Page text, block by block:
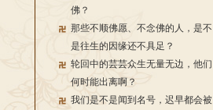
佛？
那些不顺佛愿、不念佛的人，是不
是往生的因缘还不具足？
轮回中的芸芸众生无量无边，他们
何时能出离啊？
我们是不是闻到名号，迟早都会被